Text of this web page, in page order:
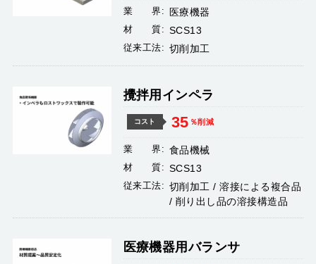
業 界: 医療機器
材 質: SCS13
従来工法: 切削加工
攪拌用インペラ
コスト 35 ％削減
業 界: 食品機械
材 質: SCS13
従来工法: 切削加工 / 溶接による複合品
/ 削り出し品の溶接構造品
医療機器用バランサ